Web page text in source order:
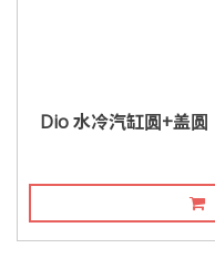
Dio 水冷汽缸圆+盖圆